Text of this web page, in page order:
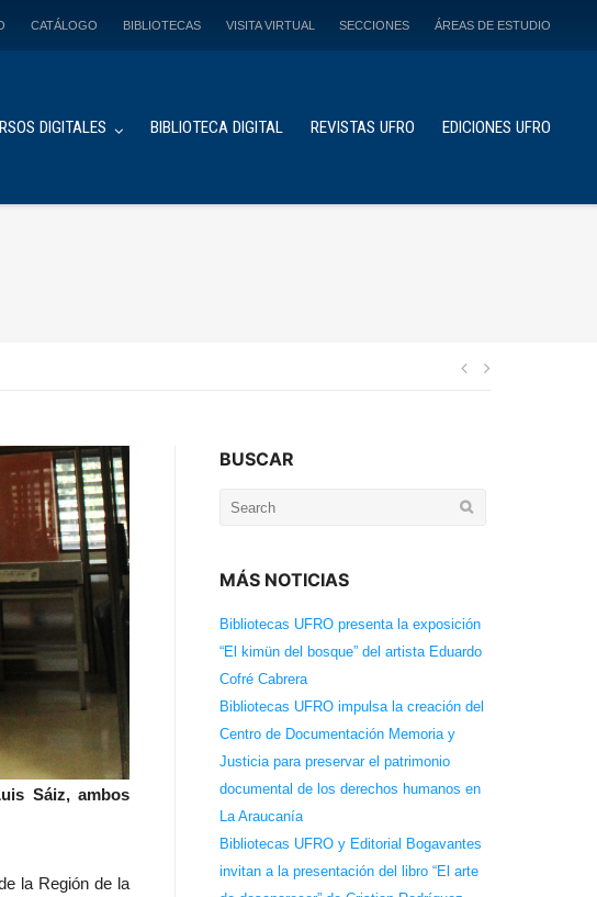
CATÁLOGO BIBLIOTECAS VISITA VIRTUAL SECCIONES ÁREAS DE ESTUDIO
DIGITALES BIBLIOTECA DIGITAL REVISTAS UFRO EDICIONES UFRO
Navegación
Sáiz, ambos
la Región de la
BUSCAR
Search
MÁS NOTICIAS
Bibliotecas UFRO presenta la exposición
“El kimün del bosque” del artista Eduardo
Cofré Cabrera
Bibliotecas UFRO impulsa la creación del
Centro de Documentación Memoria y
Justicia para preservar el patrimonio
documental de los derechos humanos en
La Araucanía
Bibliotecas UFRO y Editorial Bogavantes
invitan a la presentación del libro “El arte